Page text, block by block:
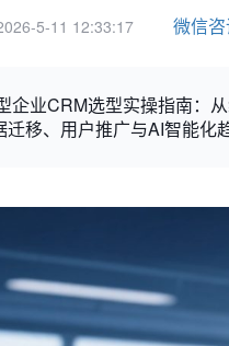
5-11 12:33:17 微信
企业CRM选型实操指南：
移、用户推广与AI智能化